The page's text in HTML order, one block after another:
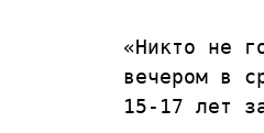
«Никто не
вечером в
15-17 лет